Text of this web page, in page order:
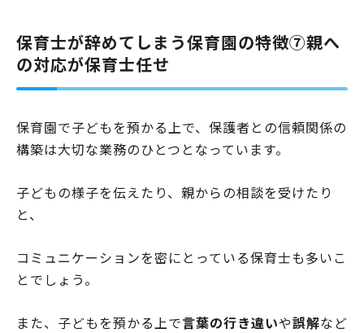
保育士が辞めてしまう保育園の特徴⑦親へ
の対応が保育士任せ
保育園で子どもを預かる上で、保護者との信頼関係の
構築は大切な業務のひとつとなっています。
子どもの様子を伝えたり、親からの相談を受けたり
と、
コミュニケーションを密にとっている保育士も多いこ
とでしょう。
また、子どもを預かる上で言葉の行き違いや誤解など